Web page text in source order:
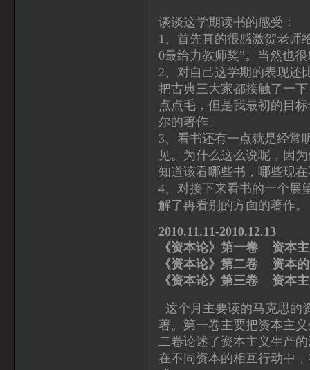
谈谈这学期读书的感受：
1、首先真的很感激贺老师
0最给力教师奖”。当然也
2、对自己这学期的表现还
把古典三大家都接触了一
点点毛，但是我最初的目
尔的著作。
3、看书还有一点就是经常
见。为什么这么说呢，因
知道该看哪些书，哪些现
4、对接下来看书的一个展
解了再看别的方面的著作。
2010.11.11-2010.12.13
《资本论》第一卷 资
《资本论》第二卷
《资本论》第三卷 资
这个月主要读的马克思的
著。第一卷主要把资本主
二卷论述了资本主义生产
在不同资本的相互行动中